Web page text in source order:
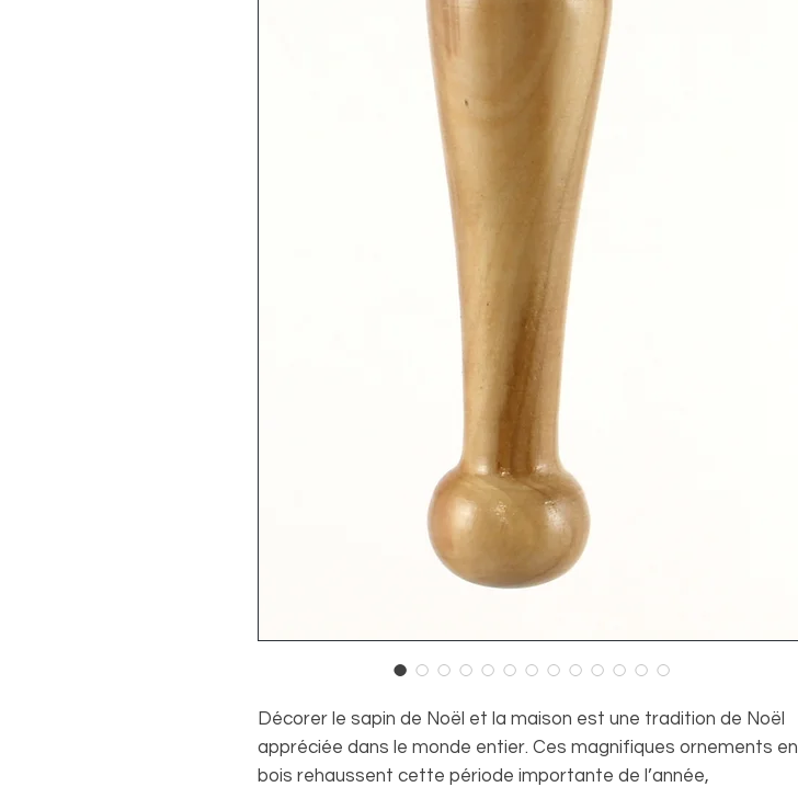
Décorer le sapin de Noël et la maison est une tradition de Noël
appréciée dans le monde entier. Ces magnifiques ornements en
bois rehaussent cette période importante de l’année,